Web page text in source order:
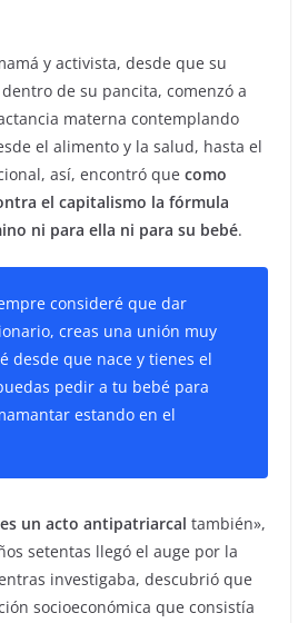
y activista, desde que su
de su pancita, comenzó a
materna contemplando
el alimento y la salud, hasta el
así, encontró que como
el capitalismo la fórmula
ni para ella ni para su bebé.
consideré que dar
creas una unión muy
desde que nace y tienes el
pedir a tu bebé para
estando en el
es un acto antipatriarcal también»,
setentas llegó el auge por la
investigaba, descubrió que
socioeconómica que consistía